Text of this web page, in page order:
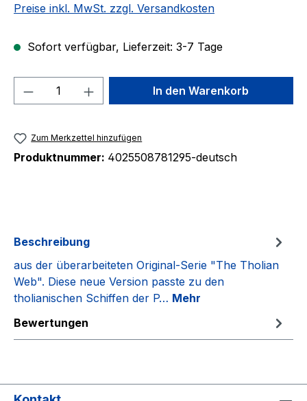
Preise inkl. MwSt. zzgl. Versandkosten
Sofort verfügbar, Lieferzeit: 3-7 Tage
Produkt Anzahl: Gib denIn den Warenkorb
Zum Merkzettel hinzufügen
Produktnummer: 4025508781295-deutsch
Beschreibung
aus der überarbeiteten Original-Serie "The Tholian
Web". Diese neue Version passte zu den
tholianischen Schiffen der P… Mehr
Bewertungen